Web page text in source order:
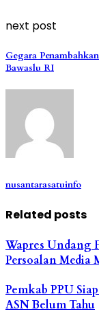
next post
Gegara
Bawaslu RI
nusantarasatuinfo
Related posts
Wapres Undang
Persoalan Media
Pemkab PPU
ASN Belum Tahu